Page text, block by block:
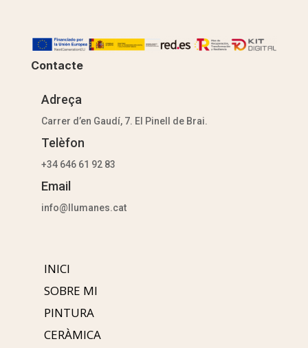
Contacte
Adreça
Carrer d’en Gaudí, 7. El Pinell de Brai.
Telèfon
+34 646 61 92 83
Email
info@llumanes.cat
INICI
SOBRE MI
PINTURA
CERÀMICA